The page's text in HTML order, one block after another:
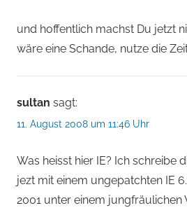
und hoffentlich machst Du jetzt
wäre eine Schande, nutze die
sultan sagt:
11. August 2008 um 11:46 Uhr
Was heisst hier IE? Ich schreibe
jezt mit einem ungepatchten IE
2001 unter einem jungfräulichen